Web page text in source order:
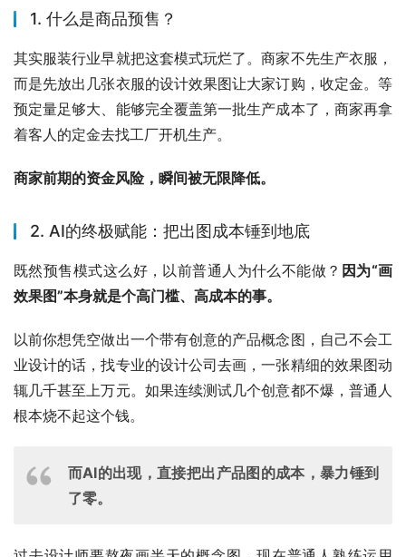
1. 什么是商品预售？
其实服装行业早就把这套模式玩烂了。商家不先生产衣服，
而是先放出几张衣服的设计效果图让大家订购，收定金。等
预定量足够大、能够完全覆盖第一批生产成本了，商家再拿
着客人的定金去找工厂开机生产。
商家前期的资金风险，瞬间被无限降低。
2. AI的终极赋能：把出图成本锤到地底
既然预售模式这么好，以前普通人为什么不能做？ 因为“画
效果图”本身就是个高门槛、高成本的事。
以前你想凭空做出一个带有创意的产品概念图，自己不会工
业设计的话，找专业的设计公司去画，一张精细的效果图动
辄几千甚至上万元。如果连续测试几个创意都不爆，普通人
根本烧不起这个钱。
而AI的出现，直接把出产品图的成本，暴力锤到
了零。